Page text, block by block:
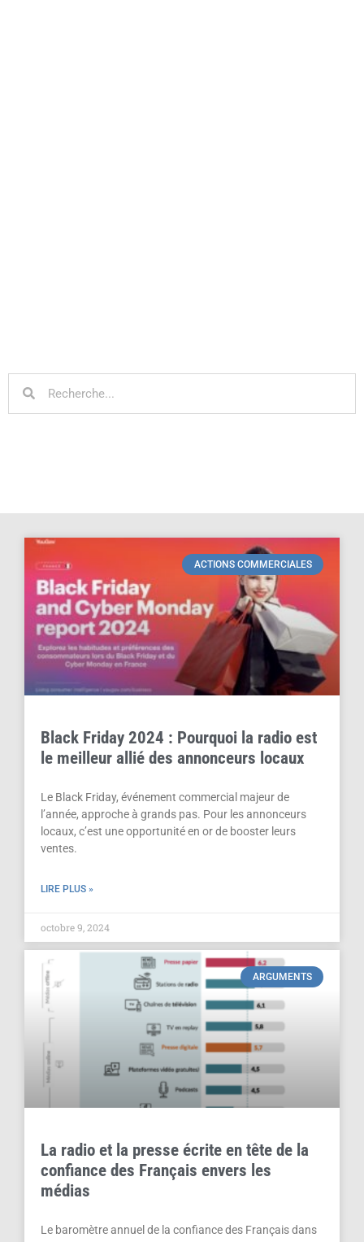
ACTIONS COMMERCIALES
Black Friday 2024 : Pourquoi la radio est
le meilleur allié des annonceurs locaux
Le Black Friday, événement commercial majeur de
l’année, approche à grands pas. Pour les annonceurs
locaux, c’est une opportunité en or de booster leurs
ventes.
LIRE PLUS »
octobre 9, 2024
ARGUMENTS
La radio et la presse écrite en tête de la
confiance des Français envers les
médias
Le baromètre annuel de la confiance des Français dans